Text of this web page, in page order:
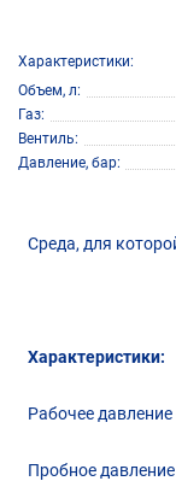
Характеристики:
Объем, л
Газ
Вентиль
Давление, бар
Среда, для
Характеристики:
Рабочее
Пробное